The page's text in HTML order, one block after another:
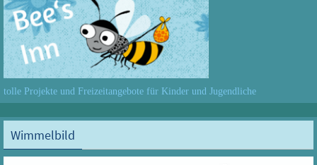
tolle Projekte und Freizeitangebote für Kinder und Jugendliche
Wimmelbild